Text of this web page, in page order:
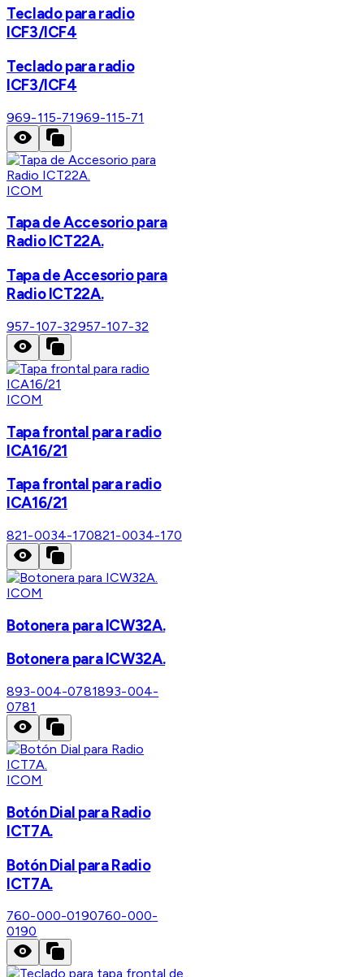
Teclado para radio
ICF3/ICF4
Teclado para radio
ICF3/ICF4
969-115-71969-115-71
ICOM
Tapa de Accesorio para
Radio ICT22A.
Tapa de Accesorio para
Radio ICT22A.
957-107-32957-107-32
ICOM
Tapa frontal para radio
ICA16/21
Tapa frontal para radio
ICA16/21
821-0034-170821-0034-170
ICOM
Botonera para ICW32A.
Botonera para ICW32A.
893-004-0781893-004-
0781
ICOM
Botón Dial para Radio
ICT7A.
Botón Dial para Radio
ICT7A.
760-000-0190760-000-
0190